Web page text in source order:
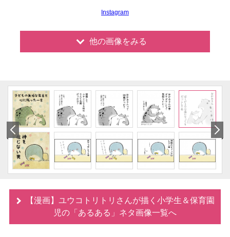
Instagram
他の画像をみる
【漫画】ユウコトリトリさんが描く小学生＆保育園
児の「あるある」ネタ画像一覧へ